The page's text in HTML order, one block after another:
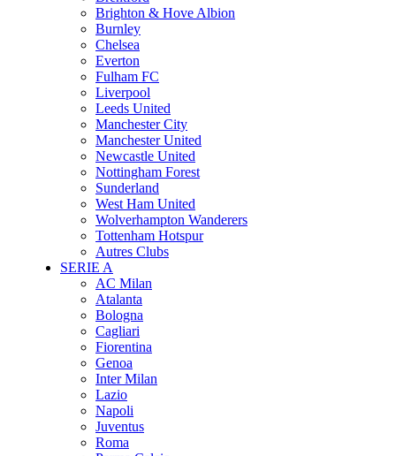
Brighton & Hove Albion
Burnley
Chelsea
Everton
Fulham FC
Liverpool
Leeds United
Manchester City
Manchester United
Newcastle United
Nottingham Forest
Sunderland
West Ham United
Wolverhampton Wanderers
Tottenham Hotspur
Autres Clubs
SERIE A
AC Milan
Atalanta
Bologna
Cagliari
Fiorentina
Genoa
Inter Milan
Lazio
Napoli
Juventus
Roma